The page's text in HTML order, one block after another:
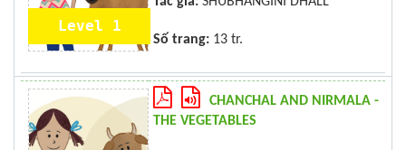
Level 1
Số trang: 13 tr.
CHANCHAL AND NIRMALA -
THE VEGETABLES